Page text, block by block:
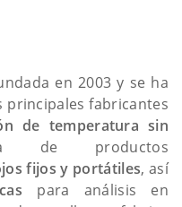
en 2003 y se ha
principales fabricantes
de temperatura sin
de productos
fijos y portátiles, así
para análisis en